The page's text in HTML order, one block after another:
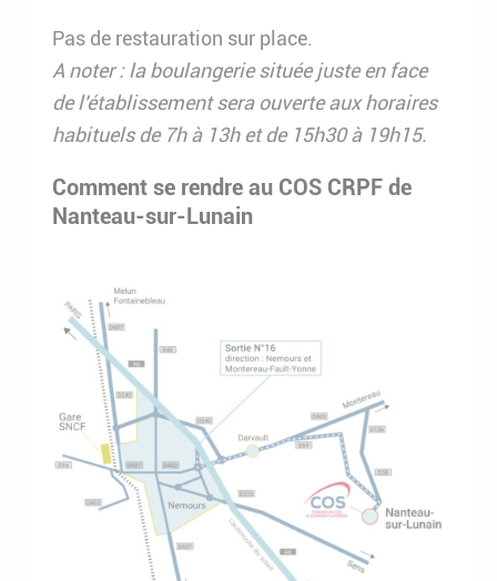
Pas de restauration sur place.
A noter : la boulangerie située juste en face
de l'établissement sera ouverte aux horaires
habituels de 7h à 13h et de 15h30 à 19h15.
Comment se rendre au COS CRPF de
Nanteau-sur-Lunain